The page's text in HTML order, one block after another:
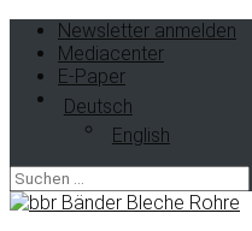
Newsletter anmelden
Mediacenter
E-Paper
Deutsch
English
Suche
nach: